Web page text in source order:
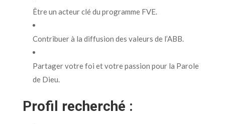
Être un acteur clé du programme FVE.
Contribuer à la diffusion des valeurs de l’ABB.
Partager votre foi et votre passion pour la Parole
de Dieu.
Profil recherché :